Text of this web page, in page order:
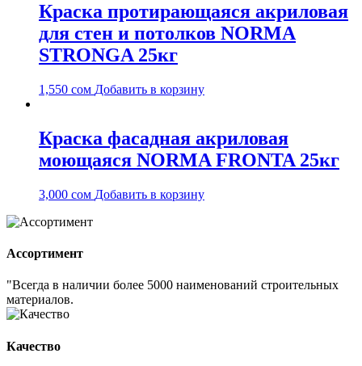
Краска протирающаяся акриловая
для стен и потолков NORMA
STRONGA 25кг
1,550 сом Добавить в корзину
Краска фасадная акриловая
моющаяся NORMA FRONTA 25кг
3,000 сом Добавить в корзину
Ассортимент
"Всегда в наличии более 5000 наименований строительных
материалов.
Качество